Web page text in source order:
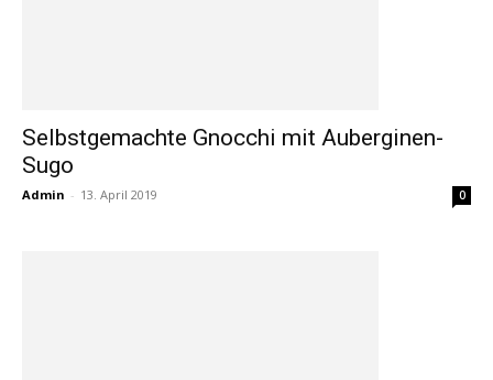
Selbstgemachte Gnocchi mit Auberginen-
Sugo
Admin - 13. April 2019 0